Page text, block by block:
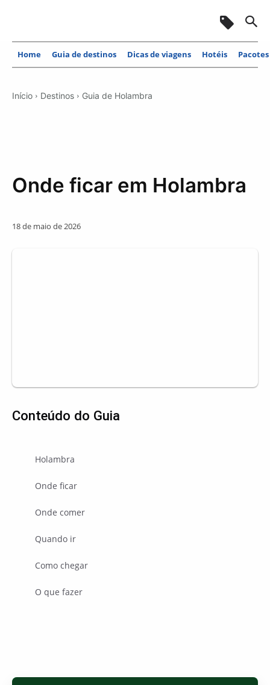
Home Guia de destinos Dicas de viagens Hotéis Pacotes
Início Destinos Guia de Holambra
Onde ficar em Holambra
18 de maio de 2026
Conteúdo do Guia
Holambra
Onde ficar
Onde comer
Quando ir
Como chegar
O que fazer